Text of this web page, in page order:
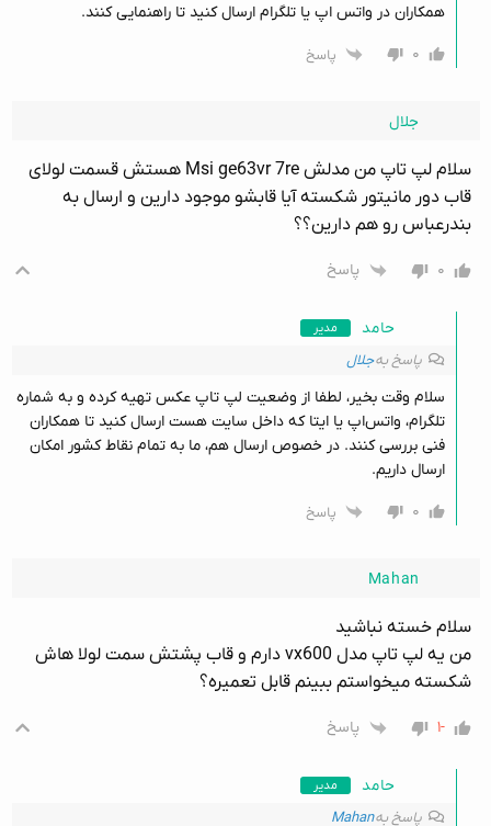
همکاران در واتس اپ یا تلگرام ارسال کنید تا راهنمایی کنند.
۰
پاسخ
جلال
سلام لپ تاپ من مدلش Msi ge63vr 7re هستش قسمت لولای
قاب دور مانیتور شکسته آیا قابشو موجود دارین و ارسال به
بندرعباس رو هم دارین؟؟
۰ پاسخ
حامد مدیر
پاسخ بهجلال
سلام وقت بخیر، لطفا از وضعیت لپ تاپ عکس تهیه کرده و به شماره
تلگرام، واتس‌اپ یا ایتا که داخل سایت هست ارسال کنید تا همکاران
فنی بررسی کنند. در خصوص ارسال هم، ما به تمام نقاط کشور امکان
ارسال داریم.
۰
پاسخ
Mahan
سلام خسته نباشید
من یه لپ تاپ مدل vx600 دارم و قاب پشتش سمت لولا هاش
شکسته میخواستم ببینم قابل تعمیره؟
-۱ پاسخ
حامد مدیر
پاسخ بهMahan